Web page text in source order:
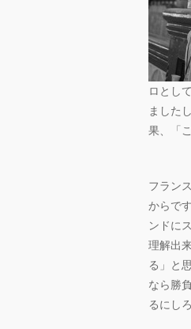
ロとし
ました
果、「
フラン
からで
ンドに
理解出
る」と
なら勝
るにし